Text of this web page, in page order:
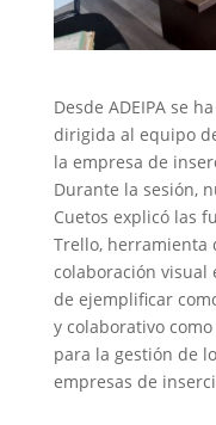
Desde ADEIPA se
dirigida al equipo
la empresa de
Durante la sesión,
Cuetos explicó las
Trello, herramienta
colaboración visual
de ejemplificar
y colaborativo
para la gestión de
empresas de